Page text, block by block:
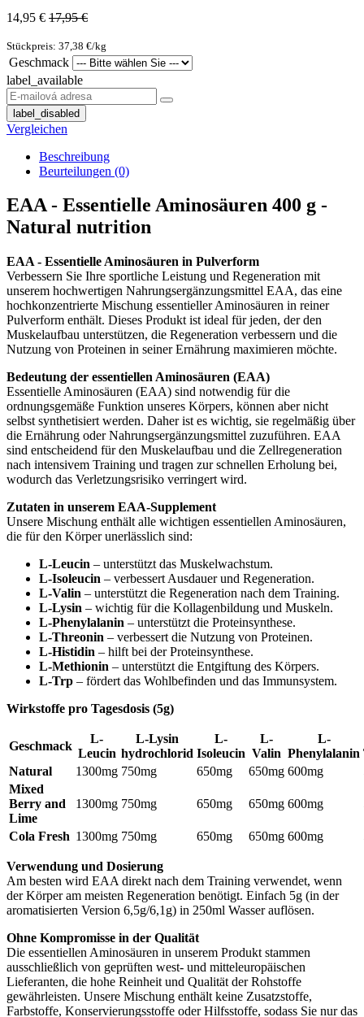
14,95 € 17,95 €
Stückpreis: 37,38 €/kg
Geschmack
label_available
label_disabled
Vergleichen
Beschreibung
Beurteilungen (0)
EAA - Essentielle Aminosäuren 400 g -
Natural nutrition
EAA - Essentielle Aminosäuren in Pulverform
Verbessern Sie Ihre sportliche Leistung und Regeneration mit
unserem hochwertigen Nahrungsergänzungsmittel EAA, das eine
hochkonzentrierte Mischung essentieller Aminosäuren in reiner
Pulverform enthält. Dieses Produkt ist ideal für jeden, der den
Muskelaufbau unterstützen, die Regeneration verbessern und die
Nutzung von Proteinen in seiner Ernährung maximieren möchte.
Bedeutung der essentiellen Aminosäuren (EAA)
Essentielle Aminosäuren (EAA) sind notwendig für die
ordnungsgemäße Funktion unseres Körpers, können aber nicht
selbst synthetisiert werden. Daher ist es wichtig, sie regelmäßig über
die Ernährung oder Nahrungsergänzungsmittel zuzuführen. EAA
sind entscheidend für den Muskelaufbau und die Zellregeneration
nach intensivem Training und tragen zur schnellen Erholung bei,
wodurch das Verletzungsrisiko verringert wird.
Zutaten in unserem EAA-Supplement
Unsere Mischung enthält alle wichtigen essentiellen Aminosäuren,
die für den Körper unerlässlich sind:
L-Leucin – unterstützt das Muskelwachstum.
L-Isoleucin – verbessert Ausdauer und Regeneration.
L-Valin – unterstützt die Regeneration nach dem Training.
L-Lysin – wichtig für die Kollagenbildung und Muskeln.
L-Phenylalanin – unterstützt die Proteinsynthese.
L-Threonin – verbessert die Nutzung von Proteinen.
L-Histidin – hilft bei der Proteinsynthese.
L-Methionin – unterstützt die Entgiftung des Körpers.
L-Trp – fördert das Wohlbefinden und das Immunsystem.
Wirkstoffe pro Tagesdosis (5g)
Geschmack
L-
Leucin
L-Lysin
hydrochlorid
L-
Isoleucin
L-
Valin
L-
Phenylalanin
Natural
1300mg 750mg 650mg 650mg 600mg
Mixed
Berry and
Lime
1300mg 750mg 650mg 650mg 600mg
Cola Fresh 1300mg 750mg 650mg 650mg 600mg
Verwendung und Dosierung
Am besten wird EAA direkt nach dem Training verwendet, wenn
der Körper am meisten Regeneration benötigt. Einfach 5g (in der
aromatisierten Version 6,5g/6,1g) in 250ml Wasser auflösen.
Ohne Kompromisse in der Qualität
Die essentiellen Aminosäuren in unserem Produkt stammen
ausschließlich von geprüften west- und mitteleuropäischen
Lieferanten, die hohe Reinheit und Qualität der Rohstoffe
gewährleisten. Unsere Mischung enthält keine Zusatzstoffe,
Farbstoffe, Konservierungsstoffe oder Hilfsstoffe, sodass Sie nur das